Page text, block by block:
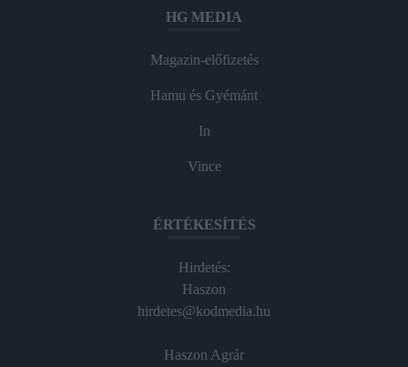
HG MEDIA
Magazin-előfizetés
Hamu és Gyémánt
In
Vince
ÉRTÉKESÍTÉS
Hirdetés:
Haszon
hirdetes@kodmedia.hu
Haszon Agrár